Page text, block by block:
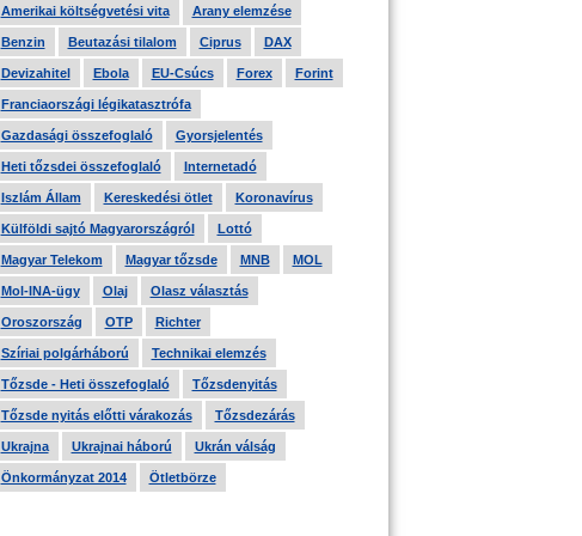
Amerikai költségvetési vita Arany elemzése
Benzin Beutazási tilalom Ciprus DAX
Devizahitel Ebola EU-Csúcs Forex Forint
Franciaországi légikatasztrófa
Gazdasági összefoglaló Gyorsjelentés
Heti tőzsdei összefoglaló Internetadó
Iszlám Állam Kereskedési ötlet Koronavírus
Külföldi sajtó Magyarországról Lottó
Magyar Telekom Magyar tőzsde MNB MOL
Mol-INA-ügy Olaj Olasz választás
Oroszország OTP Richter
Szíriai polgárháború Technikai elemzés
Tőzsde - Heti összefoglaló Tőzsdenyitás
Tőzsde nyitás előtti várakozás Tőzsdezárás
Ukrajna Ukrajnai háború Ukrán válság
Önkormányzat 2014 Ötletbörze